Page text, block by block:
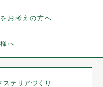
お考えの方へ
へ
ステリアづくり